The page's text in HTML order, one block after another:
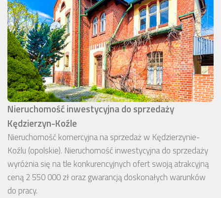
Nieruchomość inwestycyjna do sprzedaży
Kędzierzyn-Koźle
Nieruchomość komercyjna na sprzedaż w Kędzierzynie-
Koźlu (opolskie). Nieruchomość inwestycyjna do sprzedaży
wyróżnia się na tle konkurencyjnych ofert swoją atrakcyjną
ceną 2 550 000 zł oraz gwarancją doskonałych warunków
do pracy.